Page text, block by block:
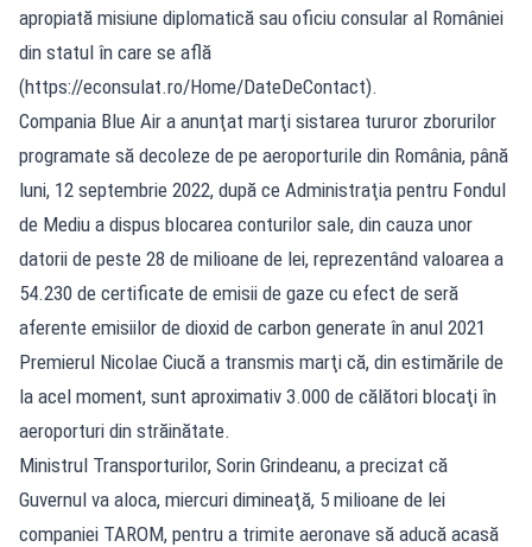
apropiată misiune diplomatică sau oficiu consular al României
din statul în care se află
(https://econsulat.ro/Home/DateDeContact).
Compania Blue Air a anunţat marţi sistarea tururor zborurilor
programate să decoleze de pe aeroporturile din România, până
luni, 12 septembrie 2022, după ce Administraţia pentru Fondul
de Mediu a dispus blocarea conturilor sale, din cauza unor
datorii de peste 28 de milioane de lei, reprezentând valoarea a
54.230 de certificate de emisii de gaze cu efect de seră
aferente emisiilor de dioxid de carbon generate în anul 2021
Premierul Nicolae Ciucă a transmis marţi că, din estimările de
la acel moment, sunt aproximativ 3.000 de călători blocaţi în
aeroporturi din străinătate.
Ministrul Transporturilor, Sorin Grindeanu, a precizat că
Guvernul va aloca, miercuri dimineaţă, 5 milioane de lei
companiei TAROM, pentru a trimite aeronave să aducă acasă